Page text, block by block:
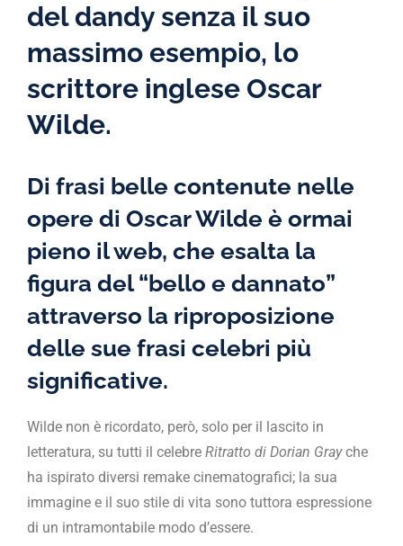
del dandy senza il suo
massimo esempio, lo
scrittore inglese Oscar
Wilde.
Di frasi belle contenute nelle
opere di Oscar Wilde è ormai
pieno il web, che esalta la
figura del “bello e dannato”
attraverso la riproposizione
delle sue frasi celebri più
significative.
Wilde non è ricordato, però, solo per il lascito in
letteratura, su tutti il celebre Ritratto di Dorian Grayche
ha ispirato diversi remake cinematografici; la sua
immagine e il suo stile di vita sono tuttora espressione
di un intramontabile modo d’essere.